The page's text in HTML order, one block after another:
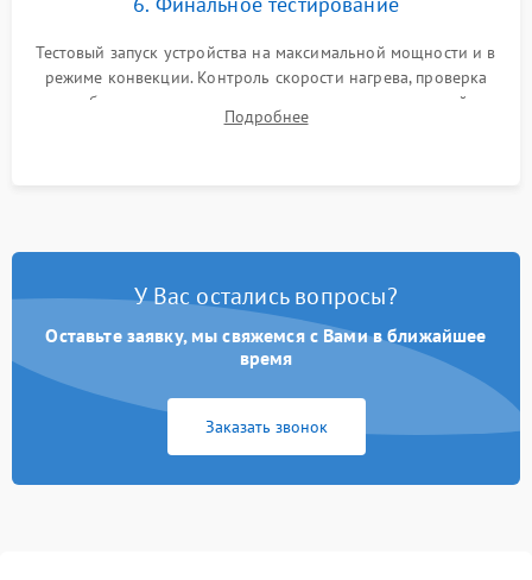
Тестовый запуск устройства на максимальной мощности и в
режиме конвекции. Контроль скорости нагрева, проверка
срабатывания термостата при достижении заданной
температуры и тест на отсутствие утечек тока.
Подробнее
У Вас остались вопросы?
Оставьте заявку, мы свяжемся с Вами в ближайшее
время
Заказать звонок